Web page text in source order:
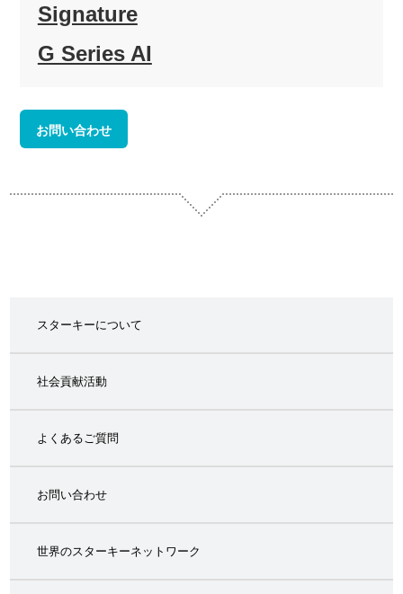
Signature
G Series AI
お問い合わせ
スターキーについて
社会貢献活動
よくあるご質問
お問い合わせ
世界のスターキーネットワーク